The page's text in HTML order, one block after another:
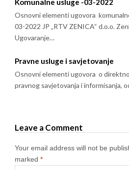
Komunalne usluge -03-2022
Osnovni elementi ugovora
03-2022 JP „RTV ZENICA“ d.o.o.
Ugovaranje…
Pravne usluge i savjetovanje
Osnovni elementi ugovora o
pravnog savjetovanja i informisanja,
Leave a Comment
Your email address will not be
marked *